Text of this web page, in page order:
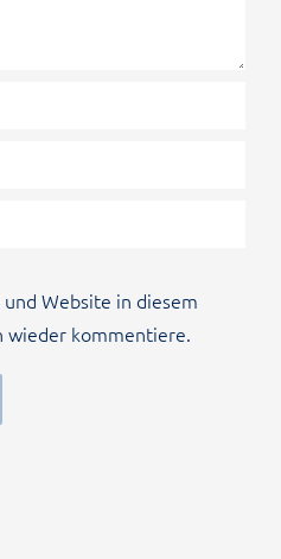
Website in diesem
wieder kommentiere.